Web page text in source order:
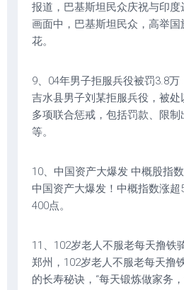
报道，巴基斯坦民众庆祝与印
画面中，巴基斯坦民众，高举
花。
9、04年男子拒服兵役被罚3.8
吉水县男子刘某拒服兵役，被处
多项联合惩戒，包括罚款、限
等。
10、中国资产大爆发 中概股指
中国资产大爆发！中概指数涨超
400点。
11、102岁老人不服老每天撸铁
郑州，102岁老人不服老每天撸
的长寿秘诀，“每天锻炼做家务，